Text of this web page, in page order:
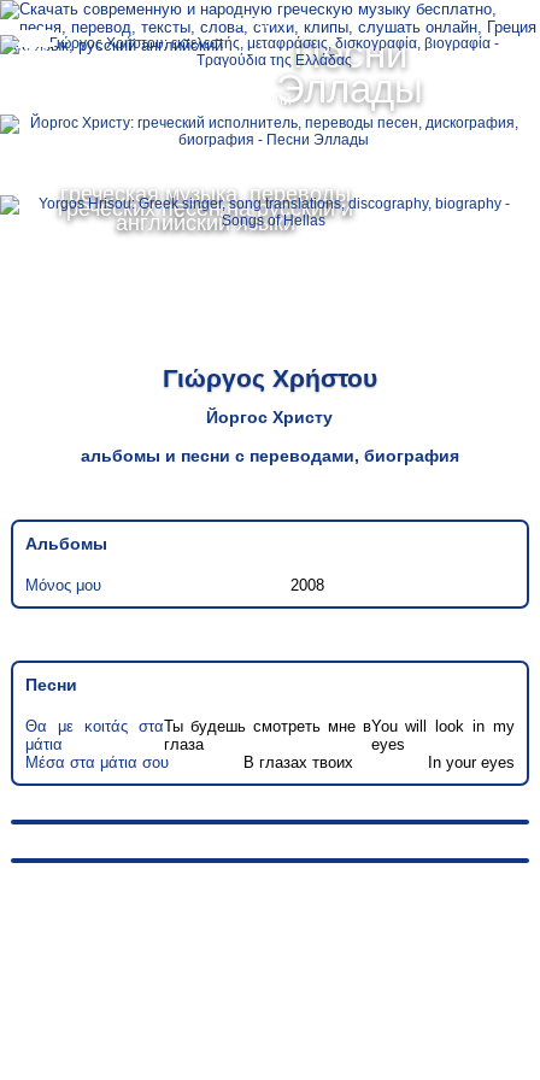
Песни
Эллады
греческая музыка, переводы
греческих песен на русский и
английский языки
Ελληνικά
Русский
MENU
Γιώργος Χρήστου
Йоргос Христу
альбомы и песни с переводами, биография
Альбомы
Μόνος μου 2008
Песни
Θα με κοιτάς στα
μάτια
Ты будешь смотреть мне в
глаза
You will look in my
eyes
Μέσα στα μάτια σου
В глазах твоих In your eyes